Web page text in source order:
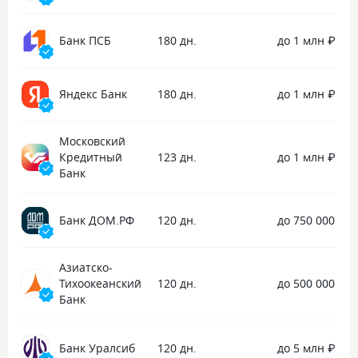
Банк ПСБ 180 дн. до 1 млн ₽
Яндекс Банк 180 дн. до 1 млн ₽
Московский
Кредитный
Банк
123 дн. до 1 млн ₽
Банк ДОМ.РФ 120 дн. до 750 000 ₽
Азиатско-
Тихоокеанский
Банк
120 дн. до 500 000 ₽
Банк Уралсиб 120 дн. до 5 млн ₽